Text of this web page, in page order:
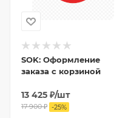
SOK: Оформление
заказа с корзиной
13 425 ₽/шт
17 900₽ -25%